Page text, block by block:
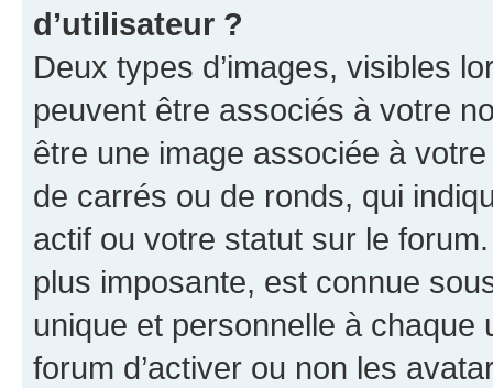
d’utilisateur ?
Deux types d’images, visibles
peuvent être associés à votre
être une image associée à
de carrés ou de ronds, qui
actif ou votre statut sur le
plus imposante, est connue
unique et personnelle à chaque
forum d’activer ou non les